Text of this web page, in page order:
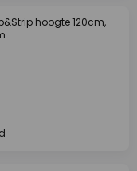
hoogte 120cm,